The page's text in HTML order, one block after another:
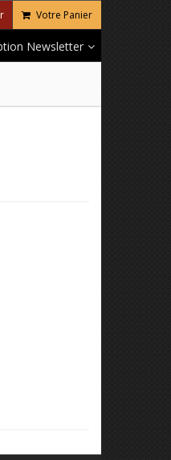
Votre Panier
Newsletter